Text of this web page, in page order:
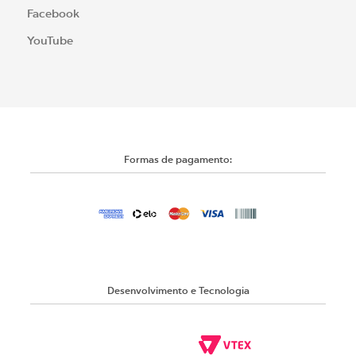
Facebook
YouTube
Formas de pagamento:
Desenvolvimento e Tecnologia